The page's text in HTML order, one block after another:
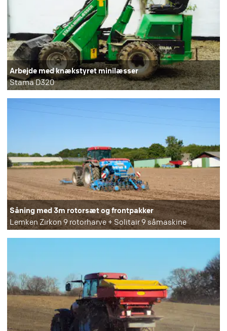
Arbejde med knækstyret minilæsser
Stama D320
Såning med 3m rotorsæt og frontpakker
Lemken Zirkon 9 rotorharve + Solitair 9 såmaskine